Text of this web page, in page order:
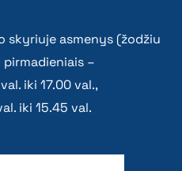
skyriuje asmenys (žodžiu
–
iki 17.00 val.,
iki 15.45 val.